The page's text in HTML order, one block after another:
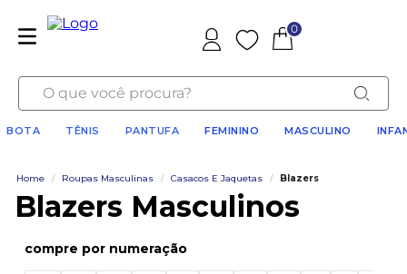
Favoritos
0
O que você procura?
BOTA TÊNIS PANTUFA FEMININO MASCULINO
Home / Roupas Masculinas / Casacos E Jaquetas / Blazers
Blazers Masculinos
numeração